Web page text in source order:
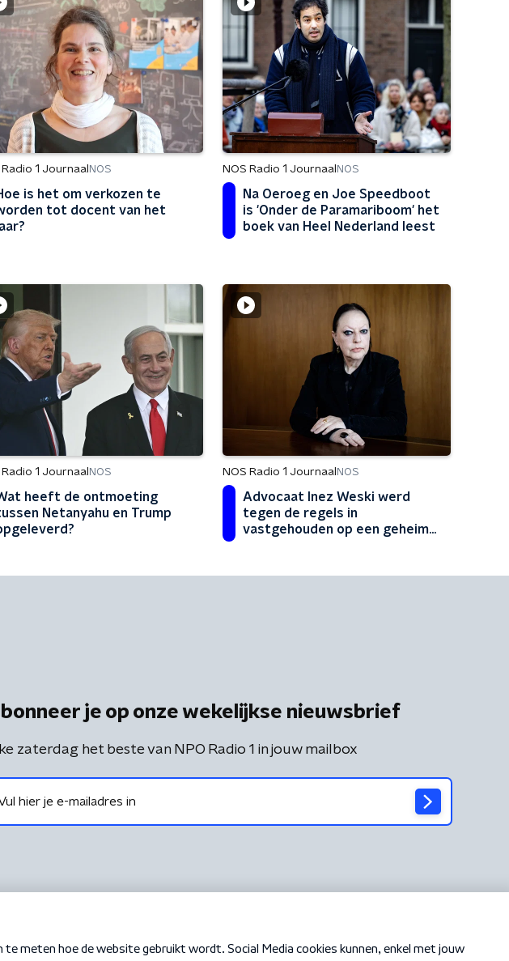
Radio 1 Journaal NOS
is het om verkozen te
tot docent van het
NOS Radio 1 Journaal NOS
Na Oeroeg en Joe Speedboot
is 'Onder de Paramariboom' het
boek van Heel Nederland leest
Radio 1 Journaal NOS
heeft de ontmoeting
Netanyahu en Trump
NOS Radio 1 Journaal NOS
Advocaat Inez Weski werd
tegen de regels in
vastgehouden op een geheime
je op onze wekelijkse nieuwsbrief
zaterdag het beste van NPO Radio 1 in jouw mailbox